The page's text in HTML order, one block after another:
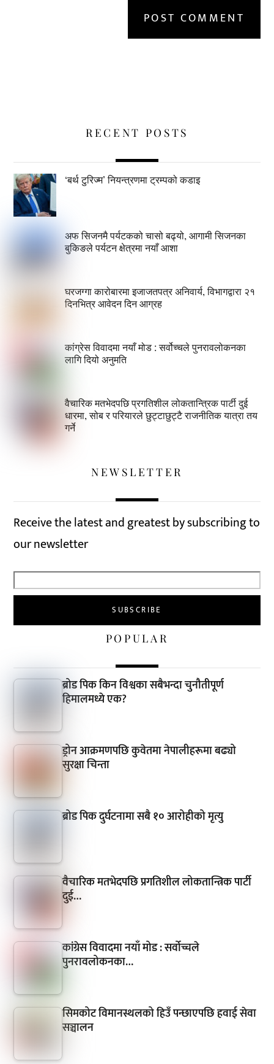
RECENT POSTS
‘बर्थ टुरिज्म’ नियन्त्रणमा ट्रम्पको कडाइ
अफ सिजनमै पर्यटकको चासो बढ्यो, आगामी सिजनका
बुकिङले पर्यटन क्षेत्रमा नयाँ आशा
घरजग्गा कारोबारमा इजाजतपत्र अनिवार्य, विभागद्वारा २१
दिनभित्र आवेदन दिन आग्रह
कांग्रेस विवादमा नयाँ मोड : सर्वोच्चले पुनरावलोकनका
लागि दियो अनुमति
वैचारिक मतभेदपछि प्रगतिशील लोकतान्त्रिक पार्टी दुई
धारमा, सोब र परियारले छुट्टाछुट्टै राजनीतिक यात्रा तय
गर्ने
NEWSLETTER
Receive the latest and greatest by subscribing to
our newsletter
POPULAR
ब्रोड पिक किन विश्वका सबैभन्दा चुनौतीपूर्ण
हिमालमध्ये एक?
ड्रोन आक्रमणपछि कुवेतमा नेपालीहरूमा बढ्यो
सुरक्षा चिन्ता
ब्रोड पिक दुर्घटनामा सबै १० आरोहीको मृत्यु
वैचारिक मतभेदपछि प्रगतिशील लोकतान्त्रिक पार्टी
दुई…
कांग्रेस विवादमा नयाँ मोड : सर्वोच्चले
पुनरावलोकनका…
सिमकोट विमानस्थलको हिउँ पन्छाएपछि हवाई सेवा
सञ्चालन